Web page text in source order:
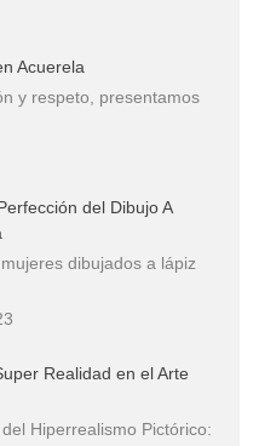
Acuerela
y respeto, presentamos
del Dibujo A
dibujados a lápiz
Realidad en el Arte
Hiperrealismo Pictórico: